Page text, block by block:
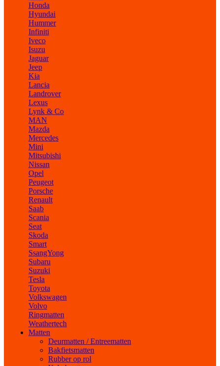
Honda
Hyundai
Hummer
Infiniti
Iveco
Isuzu
Jaguar
Jeep
Kia
Lancia
Landrover
Lexus
Lynk & Co
MAN
Mazda
Mercedes
Mini
Mitsubishi
Nissan
Opel
Peugeot
Porsche
Renault
Saab
Scania
Seat
Skoda
Smart
SsangYong
Subaru
Suzuki
Tesla
Toyota
Volkswagen
Volvo
Ringmatten
Weathertech
Matten
Deurmatten / Entreematten
Bakfietsmatten
Rubber op rol